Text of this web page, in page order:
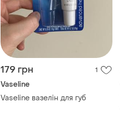
179 грн 1
Vaseline
Vaseline вазелін для губ